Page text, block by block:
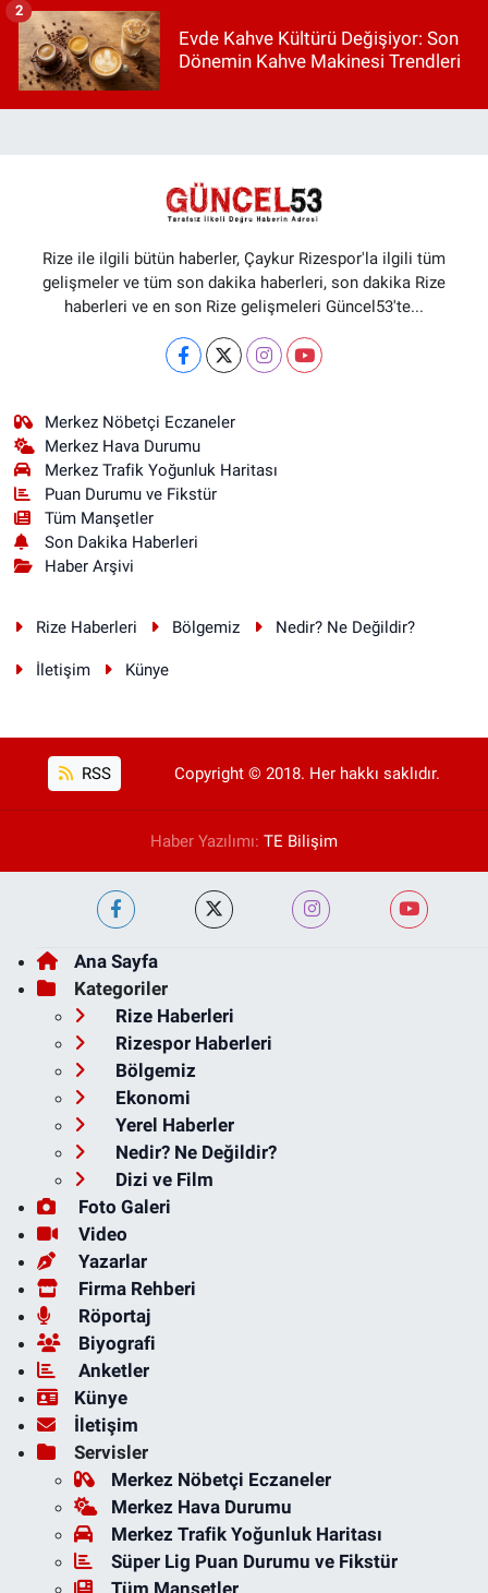
Evde Kahve Kültürü Değişiyor: Son
Dönemin Kahve Makinesi Trendleri
2
Rize ile ilgili bütün haberler, Çaykur Rizespor'la ilgili tüm
gelişmeler ve tüm son dakika haberleri, son dakika Rize
haberleri ve en son Rize gelişmeleri Güncel53'te...
Merkez Nöbetçi Eczaneler
Merkez Hava Durumu
Merkez Trafik Yoğunluk Haritası
Puan Durumu ve Fikstür
Tüm Manşetler
Son Dakika Haberleri
Haber Arşivi
Rize Haberleri Bölgemiz Nedir? Ne Değildir?
İletişim Künye
RSS Copyright © 2018. Her hakkı saklıdır.
Haber Yazılımı: TE Bilişim
Ana Sayfa
Kategoriler
Rize Haberleri
Rizespor Haberleri
Bölgemiz
Ekonomi
Yerel Haberler
Nedir? Ne Değildir?
Dizi ve Film
Foto Galeri
Video
Yazarlar
Firma Rehberi
Röportaj
Biyografi
Anketler
Künye
İletişim
Servisler
Merkez Nöbetçi Eczaneler
Merkez Hava Durumu
Merkez Trafik Yoğunluk Haritası
Süper Lig Puan Durumu ve Fikstür
Tüm Manşetler